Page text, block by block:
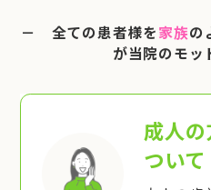
－ 全ての患者様を家族の
が当院のモ
成人
ついて